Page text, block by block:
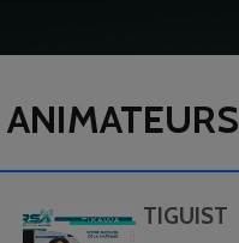
ANIMATEURS
TIGUIST